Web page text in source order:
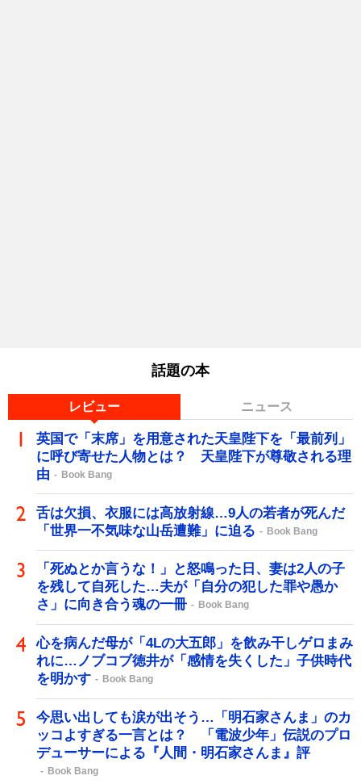
話題の本
レビュー ニュース
英国で「末席」を用意された天皇陛下を「最前列」
に呼び寄せた人物とは？ 天皇陛下が尊敬される理
由
Book Bang
舌は欠損、衣服には高放射線…9人の若者が死んだ
「世界一不気味な山岳遭難」に迫る
Book Bang
「死ぬとか言うな！」と怒鳴った日、妻は2人の子
を残して自死した…夫が「自分の犯した罪や愚か
さ」に向き合う魂の一冊
Book Bang
心を病んだ母が「4Lの大五郎」を飲み干しゲロまみ
れに…ノブコブ徳井が「感情を失くした」子供時代
を明かす
Book Bang
今思い出しても涙が出そう…「明石家さんま」のカ
ッコよすぎる一言とは？ 「電波少年」伝説のプロ
デューサーによる『人間・明石家さんま』評
Book Bang